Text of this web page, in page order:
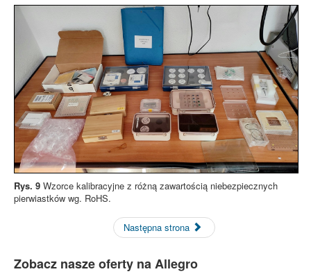
Rys. 9 Wzorce kalibracyjne z różną zawartością niebezpiecznych
pierwiastków wg. RoHS.
Następna strona
Zobacz nasze oferty na Allegro